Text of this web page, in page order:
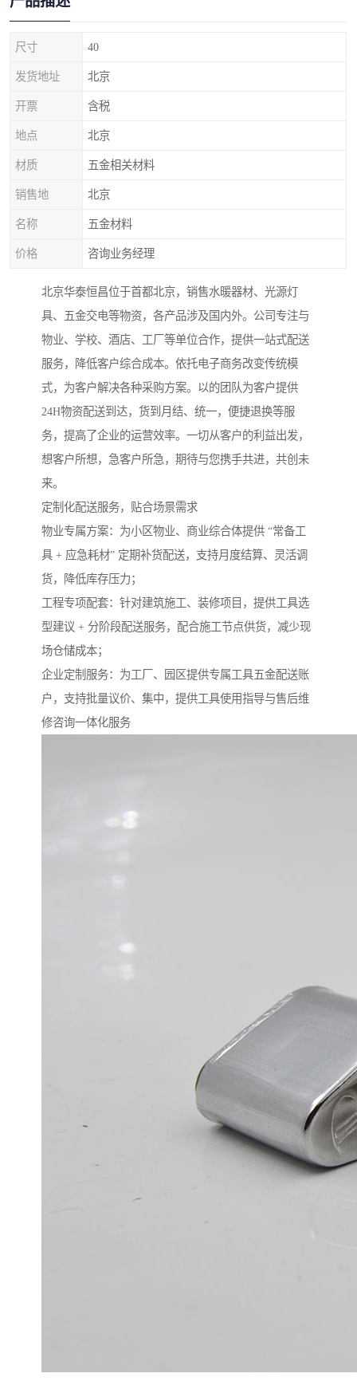
尺寸 40
发货地址 北京
开票 含税
地点 北京
材质 五金相关材料
销售地 北京
名称 五金材料
价格 咨询业务经理
北京华泰恒昌位于首都北京，销售水暖器材、光源灯
具、五金交电等物资，各产品涉及国内外。公司专注与
物业、学校、酒店、工厂等单位合作，提供一站式配送
服务，降低客户综合成本。依托电子商务改变传统模
式，为客户解决各种采购方案。以的团队为客户提供
24H物资配送到达，货到月结、统一，便捷退换等服
务，提高了企业的运营效率。一切从客户的利益出发，
想客户所想，急客户所急，期待与您携手共进，共创未
来。
定制化配送服务，贴合场景需求​
物业专属方案：为小区物业、商业综合体提供 “常备工
具 + 应急耗材” 定期补货配送，支持月度结算、灵活调
货，降低库存压力；​
工程专项配套：针对建筑施工、装修项目，提供工具选
型建议 + 分阶段配送服务，配合施工节点供货，减少现
场仓储成本；​
企业定制服务：为工厂、园区提供专属工具五金配送账
户，支持批量议价、集中，提供工具使用指导与售后维
修咨询一体化服务